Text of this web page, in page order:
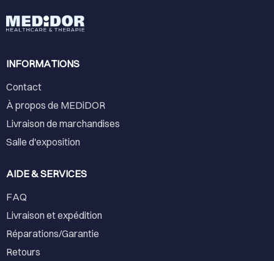
INFORMATIONS
Contact
À propos de MEDiDOR
Livraison de marchandises
Salle d'exposition
AIDE & SERVICES
FAQ
Livraison et expédition
Réparations/Garantie
Retours